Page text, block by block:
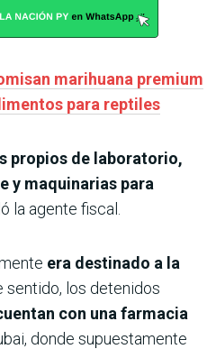
marihuana premium
para reptiles
propios de laboratorio,
y maquinarias para
la agente fiscal.
era destinado a la
sentido, los detenidos
con una farmacia
donde supuestamente